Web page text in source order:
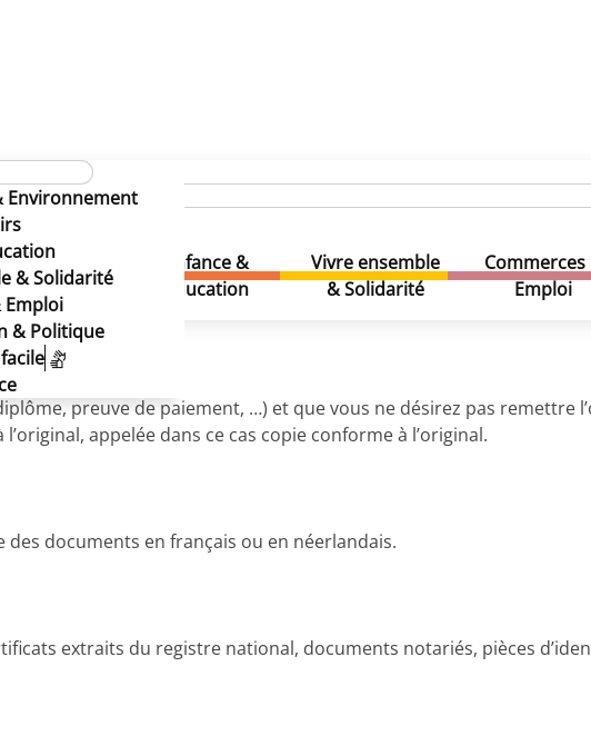
Environnement
& Solidarité
Emploi
& Politique
& Loisirs
Enfance &
Education
Vivre ensemble
& Solidarité
Commerces
Emploi
administratives
preuve de paiement, …) et que vous ne désirez pas remettre
appelée dans ce cas copie conforme à l’original.
documents en français ou en néerlandais.
extraits du registre national, documents notariés, pièces